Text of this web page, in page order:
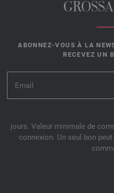
ABONNEZ-VOUS À LA
RECEVEZ UN
jours. Valeur minimale de
connexion. Un seul bon